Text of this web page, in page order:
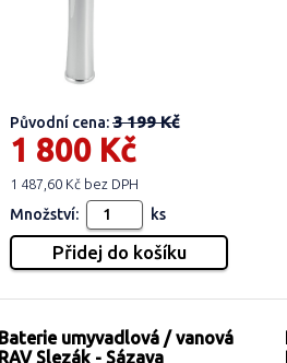
Původní cena:3 199 Kč
1 800 Kč
1 487,60 Kč bez DPH
Množství: ks
Baterie umyvadlová / vanová
RAV Slezák - Sázava